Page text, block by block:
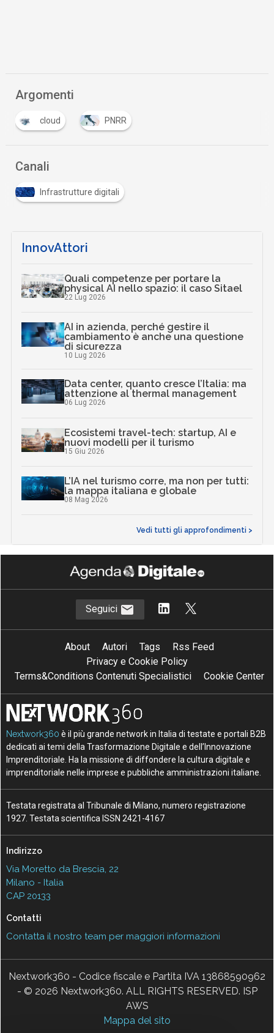
Argomenti
cloud PNRR
Canali
Infrastrutture digitali
InnovAttori
Quali competenze per portare la
physical AI nello spazio: il caso Sitael
22 Lug 2026
AI in azienda, perché gestire il
cambiamento è anche una questione
di sicurezza
10 Lug 2026
Data center, quanto cresce l’Italia: ma
attenzione al thermal management
06 Lug 2026
Ecosistemi travel-tech: startup, AI e
nuovi modelli per il turismo
15 Giu 2026
L’IA nel turismo corre, ma non per tutti:
la mappa italiana e globale
08 Mag 2026
Vedi tutti gli approfondimenti >
Seguici
About Autori Tags
Rss Feed
Privacy e Cookie Policy
Terms&Conditions Contenuti Specialistici
Cookie Center
Nextwork360 è il più grande network in Italia di testate e portali B2B
dedicati ai temi della Trasformazione Digitale e dell’Innovazione
Imprenditoriale. Ha la missione di diffondere la cultura digitale e
imprenditoriale nelle imprese e pubbliche amministrazioni italiane.
Testata registrata al Tribunale di Milano, numero registrazione
1927. Testata scientifica ISSN 2421-4167
Indirizzo
Via Moretto da Brescia, 22
Milano - Italia
CAP 20133
Contatti
Contatta il nostro team per maggiori informazioni
Nextwork360 - Codice fiscale e Partita IVA 13868590962
- © 2026 Nextwork360. ALL RIGHTS RESERVED. ISP
AWS
Mappa del sito